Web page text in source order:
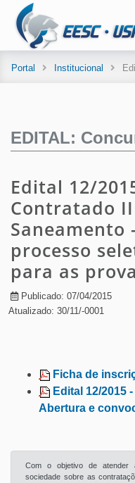
Portal Institucional
EDITAL:
Edital 12/
Contratado
Saneamento
processo
para as
Publicado: 07/04/2015
Atualizado: 30/11/-0001
Ficha de
Edital 12/2015
Abertura e
Com o objetivo de atender
sociedade sobre as